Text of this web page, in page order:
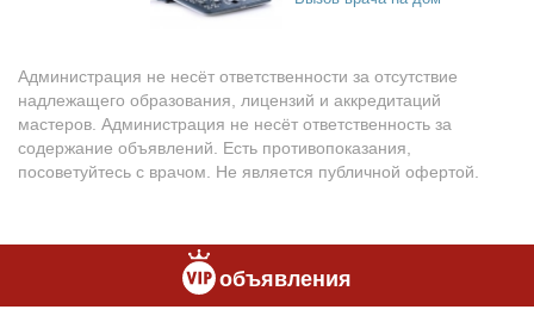
Администрация не несёт ответственности за отсутствие
надлежащего образования, лицензий и аккредитаций
мастеров. Администрация не несёт ответственность за
содержание объявлений. Есть противопоказания,
посоветуйтесь с врачом. Не является публичной офертой.
объявления